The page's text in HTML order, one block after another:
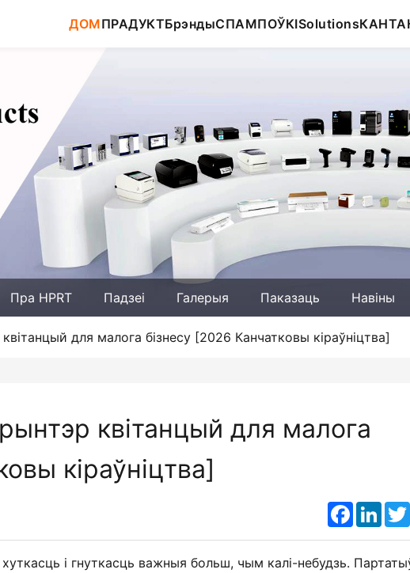
ДОМПРАДУКТБрэндыСПАМПОЎКІSolutions
Пра HPRT Падзеі Галерыя Паказаць Навіны
для малога бізнесу [2026 Канчатковы кіраўніцтва]
квітанцый для малога
кіраўніцтва]
Facebook
хуткасць і гнуткасць важныя больш, чым калі-небудзь.